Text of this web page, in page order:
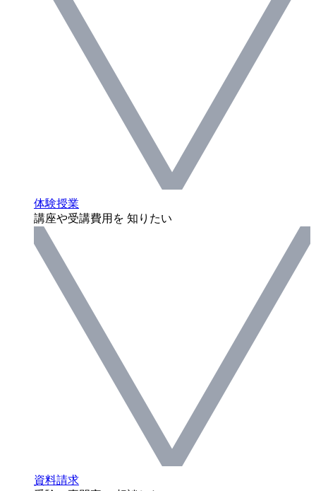
体験授業
講座や受講費用を 知りたい
資料請求